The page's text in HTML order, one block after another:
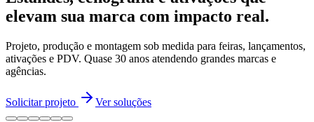
elevam sua marca com impacto real.
Projeto, produção e montagem sob medida para feiras, lançamentos,
ativações e PDV. Quase 30 anos atendendo grandes marcas e
agências.
Solicitar projeto Ver soluções